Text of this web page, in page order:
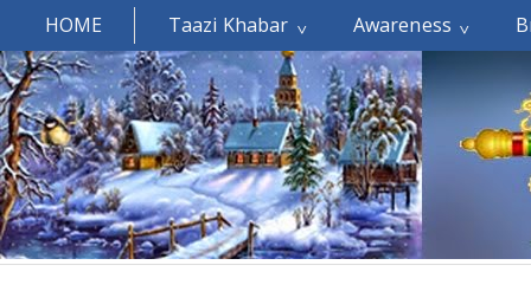
HOME Taazi Khabar Awareness
Welcomes You.....